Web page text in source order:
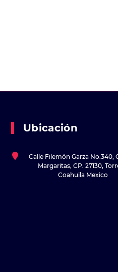
Ubicación
Calle Filemón Garza No.340,
Margaritas, CP. 27130,
Coahuila Mexico